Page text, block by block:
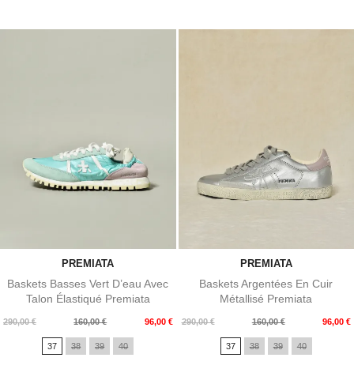
PREMIATA
Baskets Basses Vert D’eau Avec
Talon Élastiqué Premiata
290,00 €
Prix
160,00 € 96,00 €
Prix
37 38 39 40
PREMIATA
Baskets Argentées En Cuir
Métallisé Premiata
290,00 €
Prix
160,00 € 96,00 €
Prix
37 38 39 40